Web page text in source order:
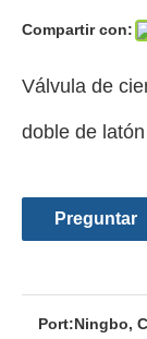
Compartir con:
Válvula de
doble de
Preguntar
Port:Ningbo,